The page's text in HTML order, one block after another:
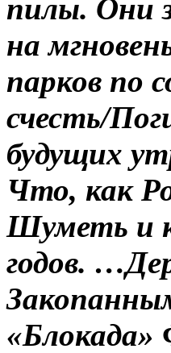
пилы. Они
на
парков по
счесть/
будущих
Что, как
Шуметь и
годов.
«Блокада»